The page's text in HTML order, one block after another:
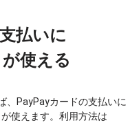
払いに
使える
、PayPayカードの支払いに
使えます。利用方法は